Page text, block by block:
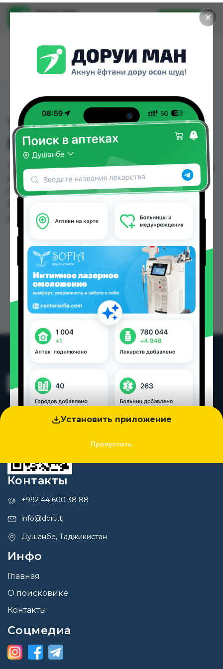
✕
Установить приложение
Пропустить
Доруи ман
Установить
TYNOR ПАХОВОЙ
БАНДАЖ I-59 XL
TYNOR ПАХОВОЙ БАНДАЖ I-59 XL можно купить
или заказать в аптеках, Арча, Арча (медтехник)
по цене от 161.00 TJS до 161.00 TJS в Душанбе и
Цена: от161.00 TJS
Контакты
+992 44 600 38 88
info@doru.tj
Душанбе, Таджикистан
Инфо
Главная
О поисковике
Контакты
Соцмедиа